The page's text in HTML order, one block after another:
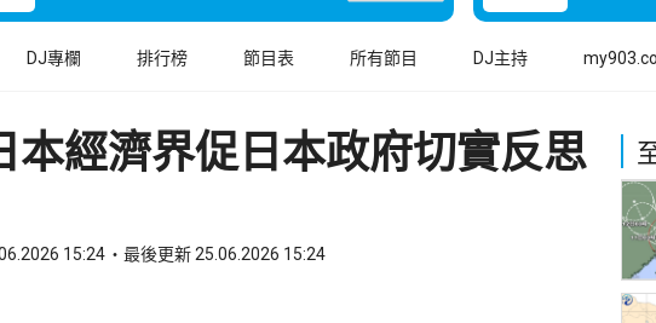
DJ專欄 排行榜 節目表 所有節目 DJ主持
本經濟界促日本政府切實反思
15:24 最後更新 25.06.2026 15:24